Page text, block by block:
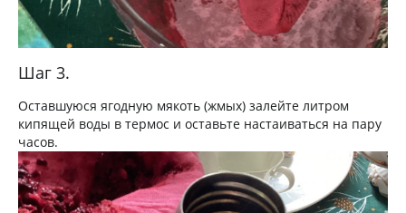
Шаг 3.
Оставшуюся ягодную мякоть (жмых) залейте литром
кипящей воды в термос и оставьте настаиваться на пару
часов.